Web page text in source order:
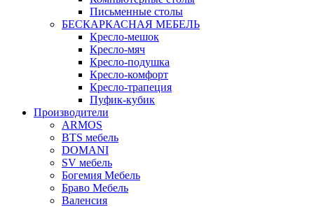
Письменные столы
БЕСКАРКАСНАЯ МЕБЕЛЬ
Кресло-мешок
Кресло-мяч
Кресло-подушка
Кресло-комфорт
Кресло-трапеция
Пуфик-кубик
Производители
ARMOS
BTS мебель
DOMANI
SV мебель
Богемия Мебель
Браво Мебель
Валенсия